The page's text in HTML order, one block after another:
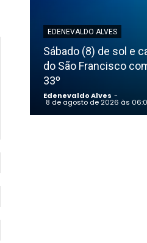
EDENEVALDO ALVES
Sábado (8) de sol e
do São Francisco
33º
Edenevaldo Alves -
8 de agosto de 2026 às